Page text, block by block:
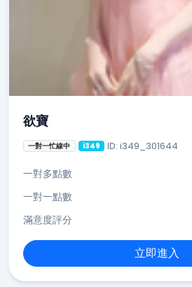
欲寶
一對一忙線中 i349 ID: i349_301644
一對多點數
一對一點數
滿意度評分
立即進入